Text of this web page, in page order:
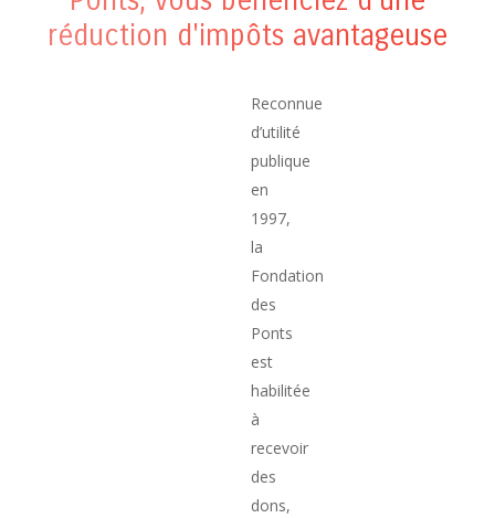
réduction d'impôts avantageuse
Reconnue
d’utilité
publique
en
1997,
la
Fondation
des
Ponts
est
habilitée
à
recevoir
des
dons,